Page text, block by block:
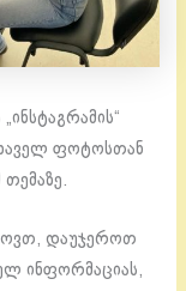
ფოტოსთან
დაუჯეროთ
ინფორმაციას,